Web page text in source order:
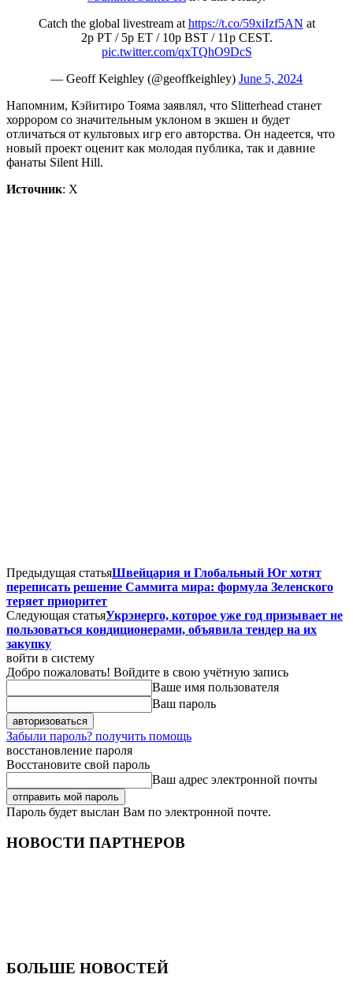
Catch the global livestream at https://t.co/59xiIzf5AN at
2p PT / 5p ET / 10p BST / 11p CEST.
pic.twitter.com/qxTQhO9DcS
— Geoff Keighley (@geoffkeighley) June 5, 2024
Напомним, Кэйитиро Тояма заявлял, что Slitterhead станет
хоррором со значительным уклоном в экшен и будет
отличаться от культовых игр его авторства. Он надеется, что
новый проект оценит как молодая публика, так и давние
фанаты Silent Hill.
Источник: X
Предыдущая статьяШвейцария и Глобальный Юг хотят
переписать решение Саммита мира: формула Зеленского
теряет приоритет
Следующая статьяУкрэнерго, которое уже год призывает не
пользоваться кондиционерами, объявила тендер на их
закупку
войти в систему
Добро пожаловать! Войдите в свою учётную запись
Ваше имя пользователя
Ваш пароль
Забыли пароль? получить помощь
восстановление пароля
Восстановите свой пароль
Ваш адрес электронной почты
Пароль будет выслан Вам по электронной почте.
НОВОСТИ ПАРТНЕРОВ
БОЛЬШЕ НОВОСТЕЙ